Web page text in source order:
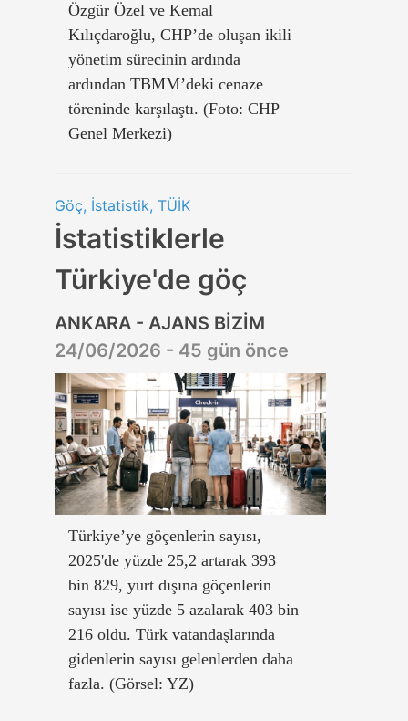
Özgür Özel ve Kemal
Kılıçdaroğlu, CHP’de oluşan ikili
yönetim sürecinin ardında
ardından TBMM’deki cenaze
töreninde karşılaştı. (Foto: CHP
Genel Merkezi)
Göç, İstatistik, TÜİK
İstatistiklerle
Türkiye'de göç
ANKARA - AJANS BİZİM
24/06/2026 - 45 gün önce
Türkiye’ye göçenlerin sayısı,
2025'de yüzde 25,2 artarak 393
bin 829, yurt dışına göçenlerin
sayısı ise yüzde 5 azalarak 403 bin
216 oldu. Türk vatandaşlarında
gidenlerin sayısı gelenlerden daha
fazla. (Görsel: YZ)